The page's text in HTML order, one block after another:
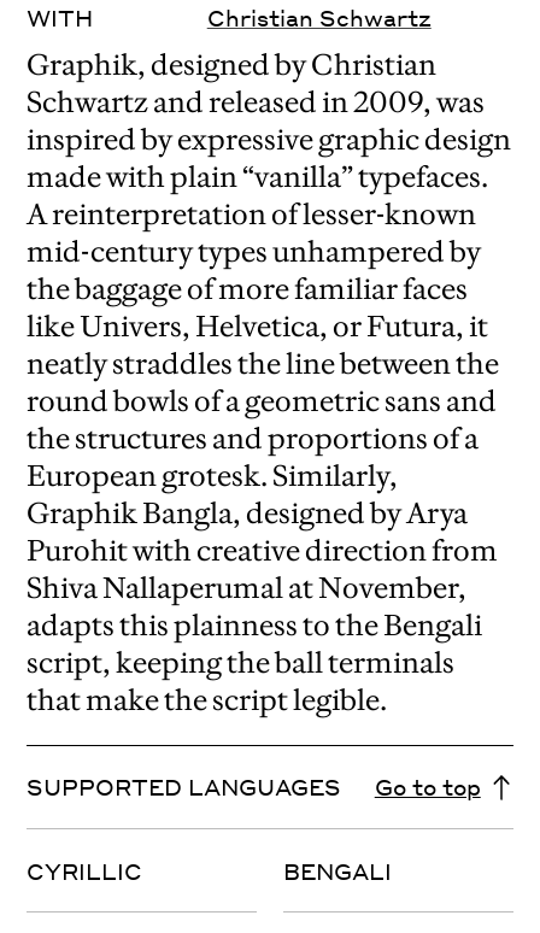
WITH
Christian Schwartz
Graphik, designed by Christian
Schwartz and released in 2009, was
inspired by expressive graphic design
made with plain “vanilla” typefaces.
A reinterpretation of lesser-known
mid-century types unhampered by
the baggage of more familiar faces
like Univers, Helvetica, or Futura, it
neatly straddles the line between the
round bowls of a geometric sans and
the structures and proportions of a
European grotesk. Similarly,
Graphik Bangla, designed by Arya
Purohit with creative direction from
Shiva Nallaperumal at November,
adapts this plainness to the Bengali
script, keeping the ball terminals
that make the script legible.
SUPPORTED LANGUAGES Go to top
CYRILLIC BENGALI